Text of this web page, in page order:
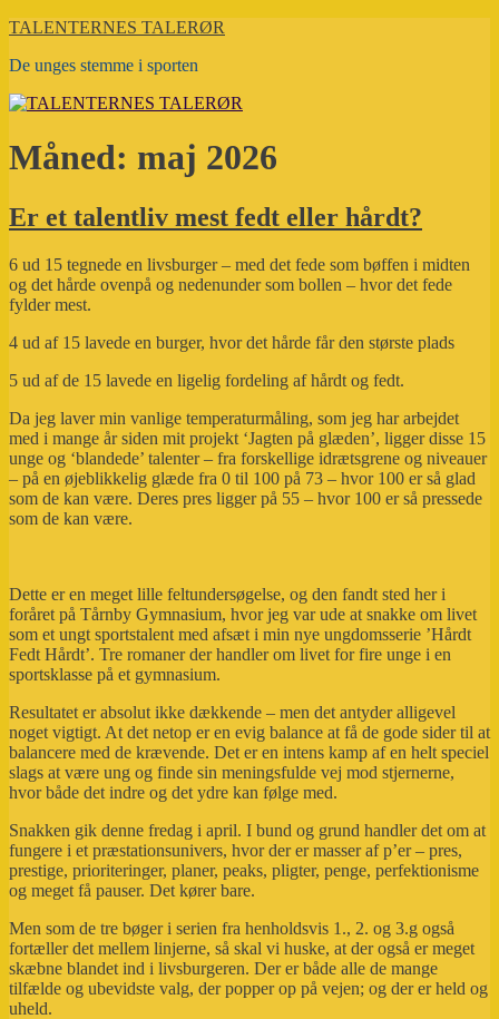
Videre
indhold
TALENTERNES TALERØR
De unges stemme i sporten
Måned: maj 2026
Er et talentliv mest fedt eller hårdt?
6 ud 15 tegnede en livsburger – med det fede som bøffen i midten
og det hårde ovenpå og nedenunder som bollen – hvor det fede
fylder mest.
4 ud af 15 lavede en burger, hvor det hårde får den største plads
5 ud af de 15 lavede en ligelig fordeling af hårdt og fedt.
Da jeg laver min vanlige temperaturmåling, som jeg har arbejdet
med i mange år siden mit projekt ‘Jagten på glæden’, ligger disse 15
unge og ‘blandede’ talenter – fra forskellige idrætsgrene og niveauer
– på en øjeblikkelig glæde fra 0 til 100 på 73 – hvor 100 er så glad
som de kan være. Deres pres ligger på 55 – hvor 100 er så pressede
som de kan være.
Dette er en meget lille feltundersøgelse, og den fandt sted her i
foråret på Tårnby Gymnasium, hvor jeg var ude at snakke om livet
som et ungt sportstalent med afsæt i min nye ungdomsserie ’Hårdt
Fedt Hårdt’. Tre romaner der handler om livet for fire unge i en
sportsklasse på et gymnasium.
Resultatet er absolut ikke dækkende – men det antyder alligevel
noget vigtigt. At det netop er en evig balance at få de gode sider til at
balancere med de krævende. Det er en intens kamp af en helt speciel
slags at være ung og finde sin meningsfulde vej mod stjernerne,
hvor både det indre og det ydre kan følge med.
Snakken gik denne fredag i april. I bund og grund handler det om at
fungere i et præstationsunivers, hvor der er masser af p’er – pres,
prestige, prioriteringer, planer, peaks, pligter, penge, perfektionisme
og meget få pauser. Det kører bare.
Men som de tre bøger i serien fra henholdsvis 1., 2. og 3.g også
fortæller det mellem linjerne, så skal vi huske, at der også er meget
skæbne blandet ind i livsburgeren. Der er både alle de mange
tilfælde og ubevidste valg, der popper op på vejen; og der er held og
uheld.